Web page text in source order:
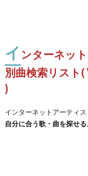
イ ンターネッ
別曲検索リスト
)
インターネットアーティ
自分に合う歌・曲を探せる